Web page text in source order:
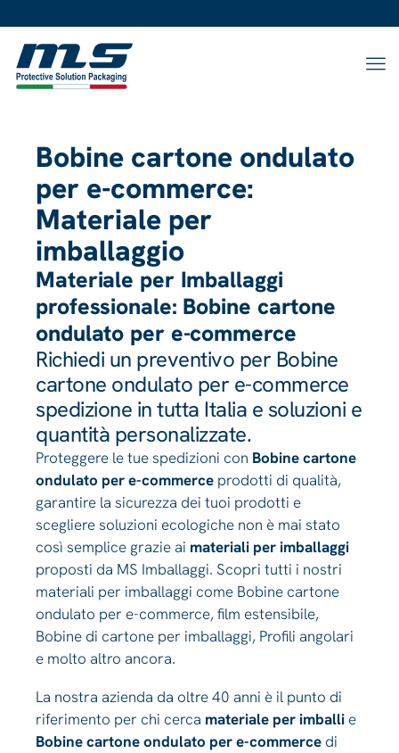
Bobine cartone ondulato
per e-commerce:
Materiale per
imballaggio
Materiale per Imballaggi
professionale: Bobine cartone
ondulato per e-commerce
Richiedi un preventivo per Bobine
cartone ondulato per e-commerce
spedizione in tutta Italia e soluzioni e
quantità personalizzate.
Proteggere le tue spedizioni con Bobine cartone
ondulato per e-commerce prodotti di qualità,
garantire la sicurezza dei tuoi prodotti e
scegliere soluzioni ecologiche non è mai stato
così semplice grazie ai materiali per imballaggi
proposti da MS Imballaggi. Scopri tutti i nostri
materiali per imballaggi come Bobine cartone
ondulato per e-commerce, film estensibile,
Bobine di cartone per imballaggi, Profili angolari
e molto altro ancora.
La nostra azienda da oltre 40 anni è il punto di
riferimento per chi cerca materiale per imballi e
Bobine cartone ondulato per e-commerce di